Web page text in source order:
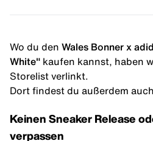
Wo du den Wales Bonner x
White" kaufen kannst, haben
Storelist verlinkt.
Dort findest du außerdem
Keinen Sneaker Release
verpassen